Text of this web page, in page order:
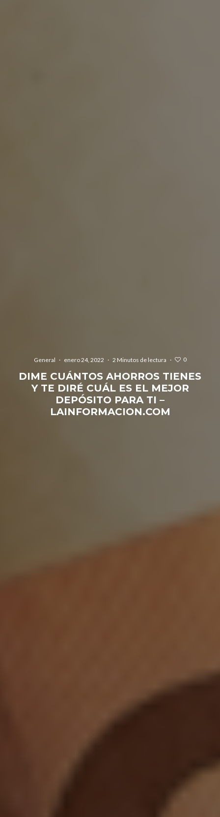
General · enero 24, 2022 · 2 Minutos de lectura · 0
DIME CUÁNTOS AHORROS TIENES
Y TE DIRÉ CUÁL ES EL MEJOR
DEPÓSITO PARA TI –
LAINFORMACION.COM